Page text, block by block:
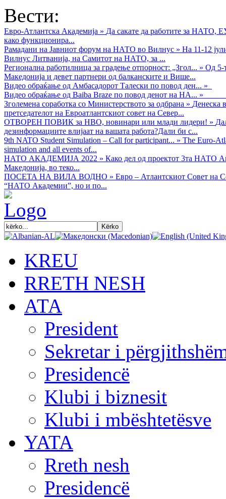
Вести:
Евро-Атлантска Академија » Да сакате да работите за НАТО,
како функционира...
Рамадани на Јавниот форум на НАТО во Вилнус » На 11-12
Вилнус Литванија, на Самитот на НАТО, за ...
Регионална работилница за градење отпорност: „Згол... » Од 5-
Македонија и девет партнери од балканските и Више...
Видео обраќањe од Амбасадорот Талески по повод ден... »
Видео обраќање од Baiba Braze по повод денот на НА... »
Зголемена соработка со Министерството за одбрана » Денеска
претседателот на Евроатлантскиот совет на Север...
ОТВОРЕН ПОВИК за НВО, новинари или млади лидери! »
дезинформациите влијаат на вашата работа?Дали би с...
9th NATO Student Simulation – Call for participant... » The Euro-
simulation and all events of...
НАТО АКАДЕМИЈА 2022 » Како дел од проектот 3та НАТО
Македонија, во теко...
ПОСЕТА НА ВИЛА ВОДНО » Евро – Атлантскиот Совет на
“НАТО Академии”, но и по...
KREU
RRETH NESH
АТА
President
Sekretar i
Presidencë
Klubi i biznesit
Klubi i mbështetësve
YATA
Rreth nesh
Presidencë